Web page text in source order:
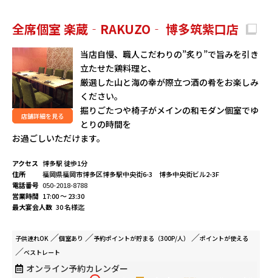
全席個室 楽蔵‐RAKUZO‐ 博多筑紫口店
店舗詳細を見る
当店自慢、職人こだわりの”炙り”で旨みを引き
立たせた鶏料理と、
厳選した山と海の幸が際立つ酒の肴をお楽しみ
ください。
掘りごたつや椅子がメインの和モダン個室でゆ
とりの時間を
お過ごしいただけます。
アクセス 博多駅 徒歩1分
住所
福岡県福岡市博多区博多駅中央街6-3 博多中央街ビル2-3F
電話番号 050-2018-8788
営業時間 17:00 ～ 23:30
最大宴会人数 30 名様迄
子供連れOK 個室あり 予約ポイントが貯まる（300P/人） ポイントが使える
ベストレート
オンライン予約カレンダー